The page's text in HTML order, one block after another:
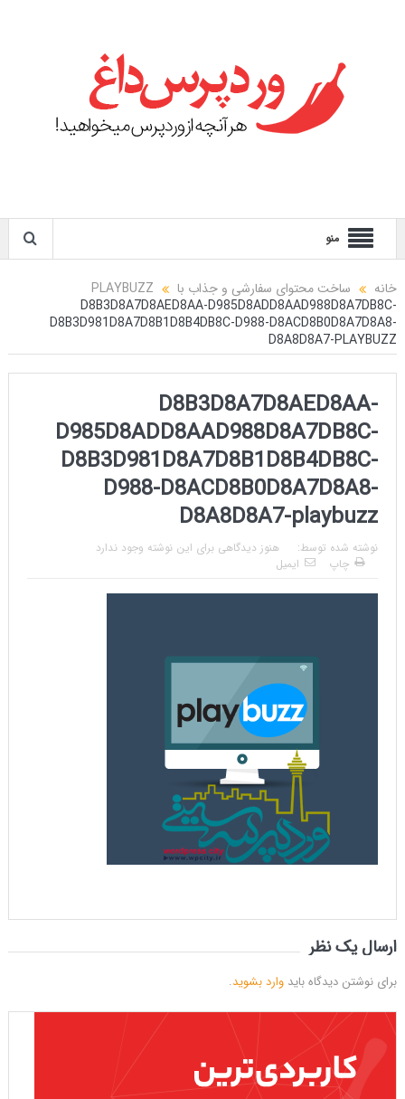
منو
خانه
ساخت محتوای سفارشی و جذاب با PLAYBUZZ
D8B3D8A7D8AED8AA-D985D8ADD8AAD988D8A7DB8C-
D8B3D981D8A7D8B1D8B4DB8C-D988-D8ACD8B0D8A7D8A8-
D8A8D8A7-PLAYBUZZ
D8B3D8A7D8AED8AA-
D985D8ADD8AAD988D8A7DB8C-
D8B3D981D8A7D8B1D8B4DB8C-
D988-D8ACD8B0D8A7D8A8-
D8A8D8A7-playbuzz
نوشته شده توسط:
هنوز دیدگاهی برای این نوشته وجود ندارد
چاپ
ایمیل
ارسال یک نظر
برای نوشتن دیدگاه باید وارد بشوید.